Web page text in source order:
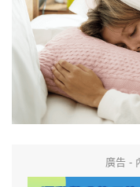
廣告 -